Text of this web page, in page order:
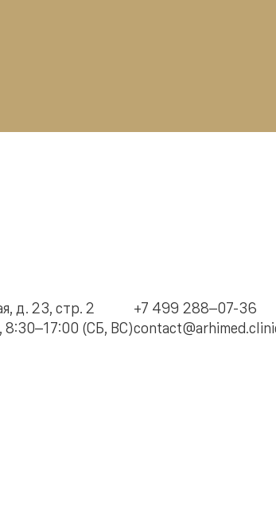
д. 23, стр. 2
(СБ, ВС)
+7 499 288–07-36